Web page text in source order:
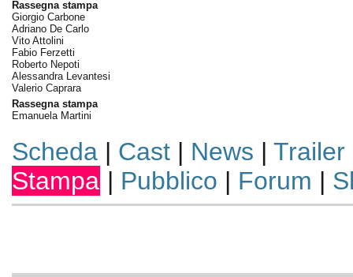
Rassegna stampa
Giorgio Carbone
Adriano De Carlo
Vito Attolini
Fabio Ferzetti
Roberto Nepoti
Alessandra Levantesi
Valerio Caprara
Rassegna stampa
Emanuela Martini
Scheda| Cast| News | Trailer
Stampa | Pubblico | Forum |